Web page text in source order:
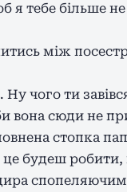
я тебе більше
між
чого ти
вона сюди не
стопка
будеш робити,
спопеляючим